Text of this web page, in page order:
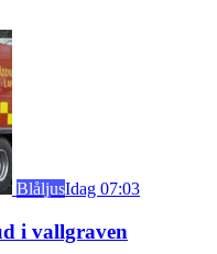
BlåljusIdag 07:03
i vallgraven